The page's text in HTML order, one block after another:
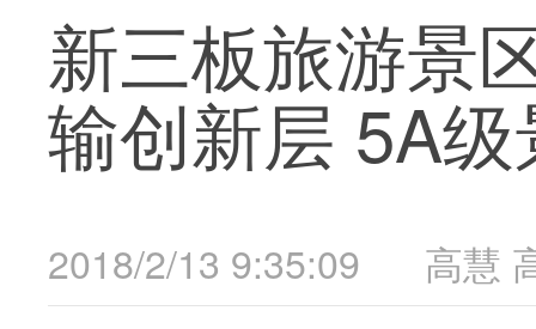
新三板旅游景
输创新层 5A
2018/2/13 9:35:09 高慧